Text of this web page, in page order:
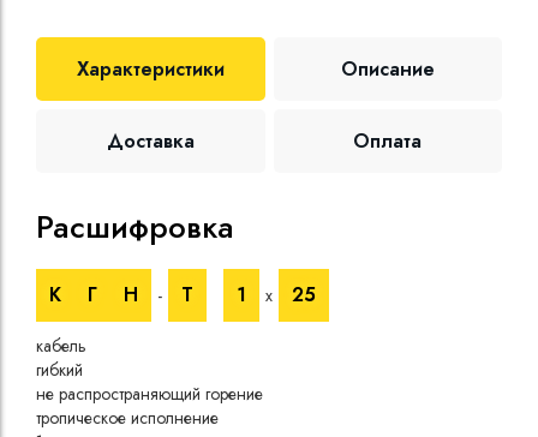
Характеристики Описание
Доставка Оплата
Расшифровка
К Г Н - Т 1 х 25
кабель
гибкий
не распространяющий горение
тропическое исполнение